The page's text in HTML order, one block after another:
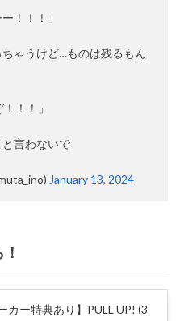
！！！」
ゃうけど…ものは残るもん
！！」
言わないで
January 13, 2024
カー特典あり】PULL UP! (3